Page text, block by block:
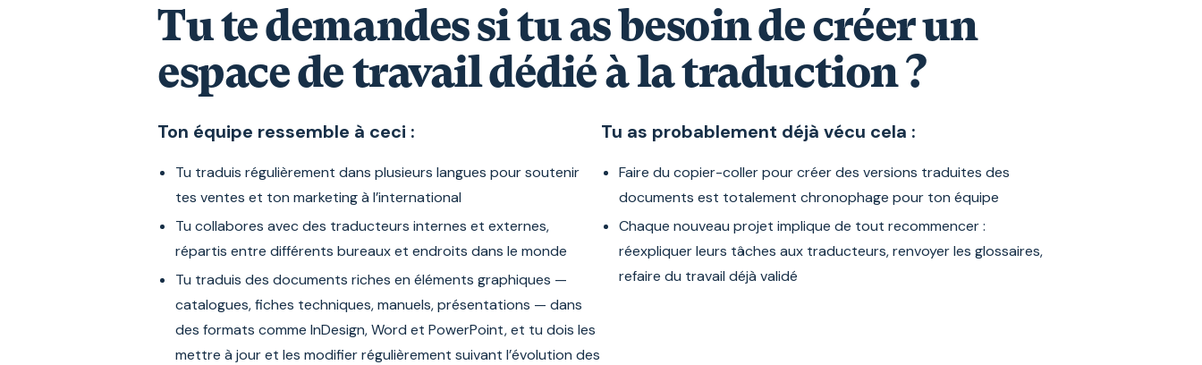
Tu te demandes si tu as besoin de créer un
espace de travail dédié à la traduction ?
Ton équipe ressemble à ceci :
Tu traduis régulièrement dans plusieurs langues pour soutenir
tes ventes et ton marketing à l’international
Tu collabores avec des traducteurs internes et externes,
répartis entre différents bureaux et endroits dans le monde
Tu traduis des documents riches en éléments graphiques —
catalogues, fiches techniques, manuels, présentations — dans
des formats comme InDesign, Word et PowerPoint, et tu dois les
mettre à jour et les modifier régulièrement suivant l’évolution des
Tu as probablement déjà vécu cela :
Faire du copier-coller pour créer des versions traduites des
documents est totalement chronophage pour ton équipe
Chaque nouveau projet implique de tout recommencer :
réexpliquer leurs tâches aux traducteurs, renvoyer les glossaires,
refaire du travail déjà validé